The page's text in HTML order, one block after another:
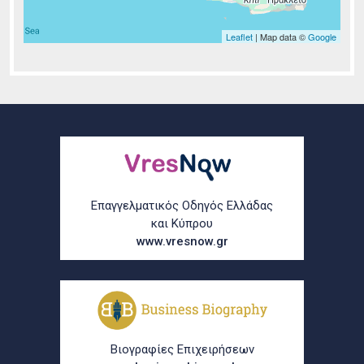
Leaflet | Map data ©Google
Επαγγελματικός Οδηγός Ελλάδας
και Κύπρου
www.vresnow.gr
Βιογραφίες Επιχειρήσεων